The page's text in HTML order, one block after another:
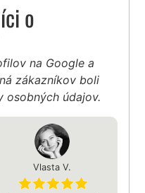
o
na Google a
zákazníkov boli
osobných údajov.
Vlasta V.